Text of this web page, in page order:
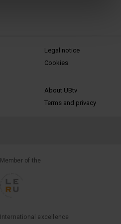
MENÚ PEU 1
Legal notice
Cookies
PEU 2
About UBtv
Terms and privacy
Member of the
International excellence